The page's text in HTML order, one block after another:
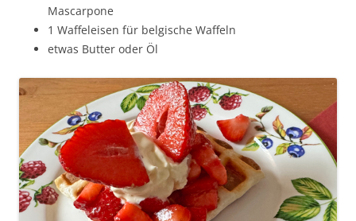
Mascarpone
1 Waffeleisen für belgische Waffeln
etwas Butter oder Öl